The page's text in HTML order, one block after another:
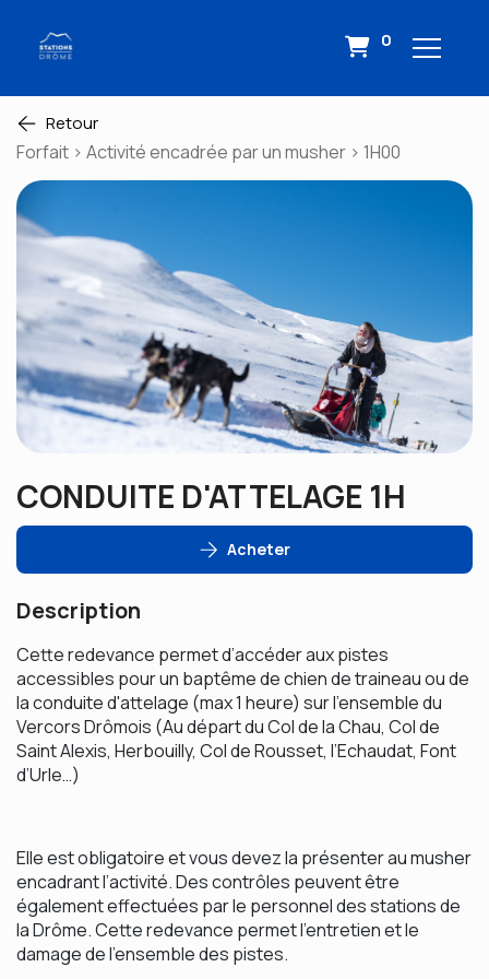
0
Retour
Forfait > Activité encadrée par un musher > 1H00
CONDUITE D'ATTELAGE 1H
Acheter
Description
Cette redevance permet d’accéder aux pistes
accessibles pour un baptême de chien de traineau ou de
la conduite d'attelage (max 1 heure) sur l’ensemble du
Vercors Drômois (Au départ du Col de la Chau, Col de
Saint Alexis, Herbouilly, Col de Rousset, l’Echaudat, Font
d’Urle…)
Elle est obligatoire et vous devez la présenter au musher
encadrant l’activité. Des contrôles peuvent être
également effectuées par le personnel des stations de
la Drôme. Cette redevance permet l’entretien et le
damage de l’ensemble des pistes.